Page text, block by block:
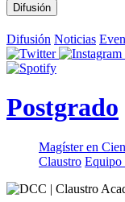
Difusión
Difusión Noticias
Postgrado
Magíster en
Claustro Equipo